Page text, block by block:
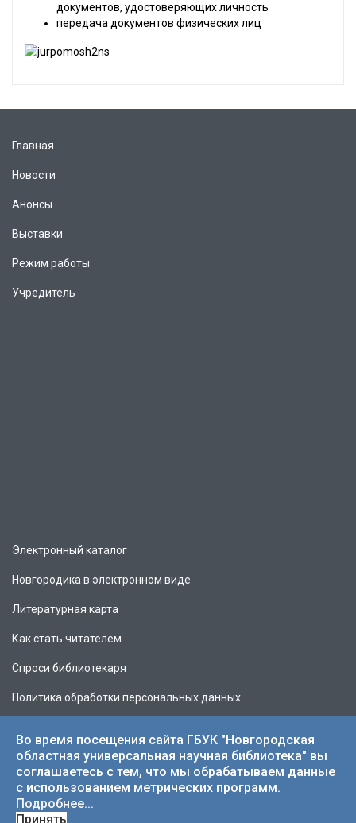
документов, удостоверяющих личность
передача документов физических лиц
Главная
Новости
Анонсы
Выставки
Режим работы
Учредитель
Электронный каталог
Новгородика в электронном виде
Литературная карта
Как стать читателем
Спроси библиотекаря
Политика обработки персональных данных
© 2026 НОУНБ.
Во время посещения сайта ГБУК "Новгородская
областная универсальная научная библиотека" вы
соглашаетесь с тем, что мы обрабатываем данные
с использованием метрических программ.
Подробнее...
Принять